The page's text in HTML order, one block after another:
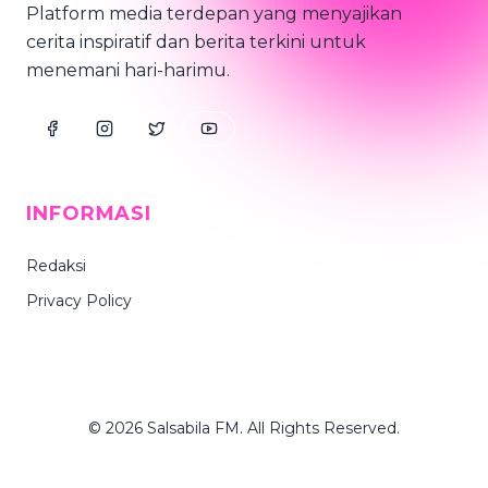
Platform media terdepan yang menyajikan
cerita inspiratif dan berita terkini untuk
menemani hari-harimu.
INFORMASI
Redaksi
Privacy Policy
© 2026 Salsabila FM. All Rights Reserved.